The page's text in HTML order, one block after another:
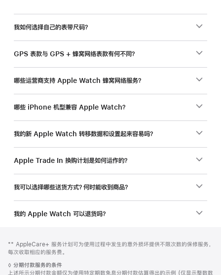
我如何选择自己的表带尺码？
GPS 表款与 GPS + 蜂窝网络表款有何不同？
哪些运营商支持 Apple Watch 蜂窝网络服务？
哪些 iPhone 机型兼容 Apple Watch？
我的新 Apple Watch 转移数据和设置起来容易吗？
Apple Trade In 换购计划是如何运作的？
我可以选择哪些送货方式？何时能收到商品？
我的 Apple Watch 可以退货吗？
页
页
脚
注
** AppleCare+ 服务计划可为使用过程中发生的意外损坏提供不限次数的保修服务，
每次收取相应的服务费。
脚
注
◊ 分期付款服务的条件
上述所示分期付款金额仅为使用特定期数免息分期付款估算得出的示例 (仅显示整数数